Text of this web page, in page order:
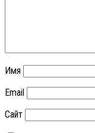
Имя
Email
Сайт